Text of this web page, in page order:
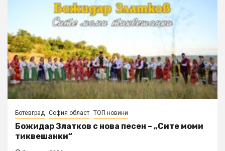
Ботевград София област ТОП новини
Божидар Златков с нова песен – „Сите моми
тиквешанки“